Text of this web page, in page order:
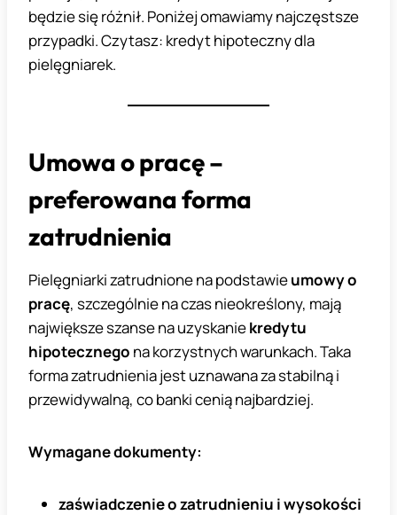
będzie się różnił. Poniżej omawiamy najczęstsze
przypadki. Czytasz: kredyt hipoteczny dla
pielęgniarek.
Umowa o pracę –
preferowana forma
zatrudnienia
Pielęgniarki zatrudnione na podstawieumowy o
pracę, szczególnie na czas nieokreślony, mają
największe szanse na uzyskaniekredytu
hipotecznego na korzystnych warunkach. Taka
forma zatrudnienia jest uznawana za stabilną i
przewidywalną, co banki cenią najbardziej.
Wymagane dokumenty:
zaświadczenie o zatrudnieniu i wysokości